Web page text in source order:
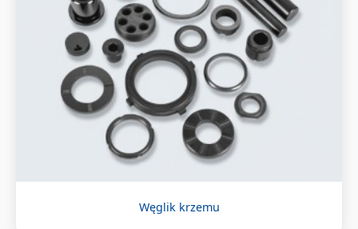
Węglik krzemu